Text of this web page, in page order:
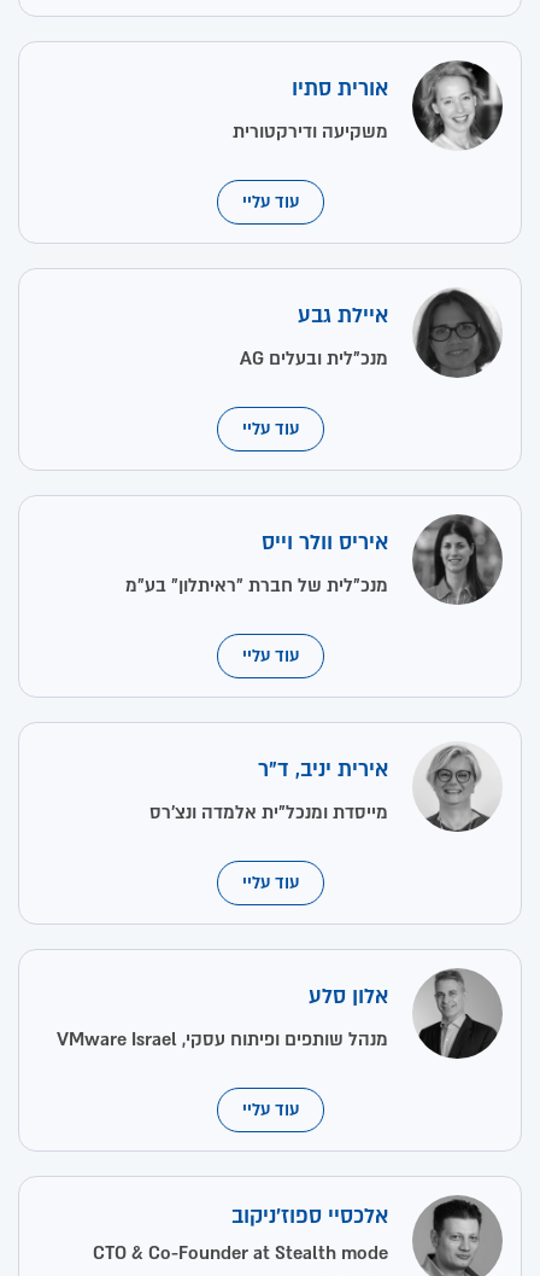
אורית סתיו
משקיעה ודירקטורית
עוד עליי
איילת גבע
מנכ"לית ובעלים AG
עוד עליי
איריס וולר וייס
מנכ"לית של חברת "ראיתלון" בע"מ
עוד עליי
אירית יניב, ד"ר
מייסדת ומנכל"ית אלמדה ונצ’רס
עוד עליי
אלון סלע
מנהל שותפים ופיתוח עסקי, VMware Israel
עוד עליי
אלכסיי ספוז'ניקוב
CTO & Co-Founder at Stealth mode